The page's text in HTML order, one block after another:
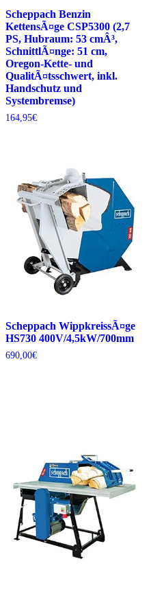
Scheppach Benzin
KettensÃ¤ge CSP5300 (2,7
PS, Hubraum: 53 cmÂ³,
SchnittlÃ¤nge: 51 cm,
Oregon-Kette- und
QualitÃ¤tsschwert, inkl.
Handschutz und
Systembremse)
164,95€
Scheppach WippkreissÃ¤ge
HS730 400V/4,5kW/700mm
690,00€